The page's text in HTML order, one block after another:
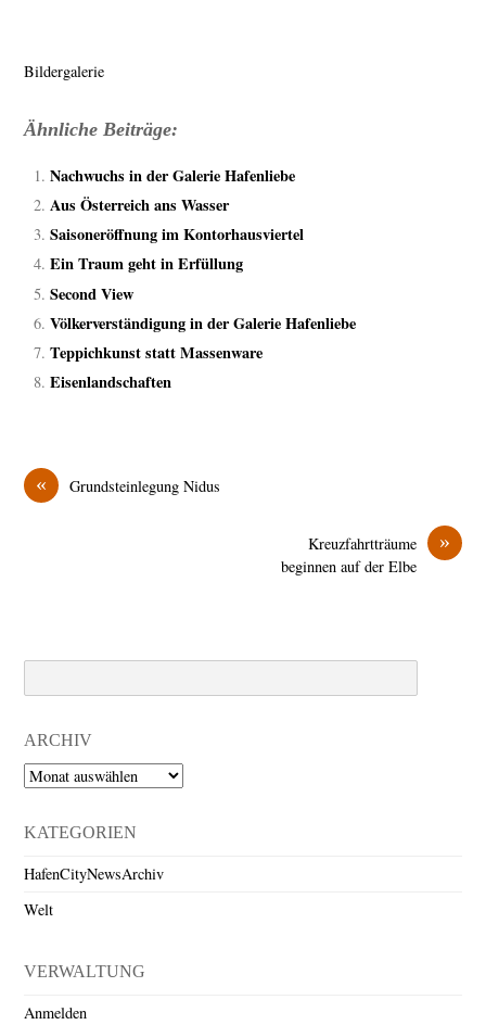
Bildergalerie
Ähnliche Beiträge:
Nachwuchs in der Galerie Hafenliebe
Aus Österreich ans Wasser
Saisoneröffnung im Kontorhausviertel
Ein Traum geht in Erfüllung
Second View
Völkerverständigung in der Galerie Hafenliebe
Teppichkunst statt Massenware
Eisenlandschaften
« Grundsteinlegung Nidus
»
Kreuzfahrtträume
beginnen auf der Elbe
ARCHIV
Archiv
KATEGORIEN
HafenCityNewsArchiv
Welt
VERWALTUNG
Anmelden